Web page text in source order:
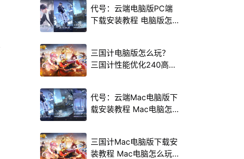
代号：云端电脑版PC端
下载安装教程 电脑版怎
三国计电脑版怎么玩？
三国计性能优化240高帧
代号：云端Mac电脑版下
载安装教程 Mac电脑怎
三国计Mac电脑版下载安
装教程 Mac电脑怎么玩